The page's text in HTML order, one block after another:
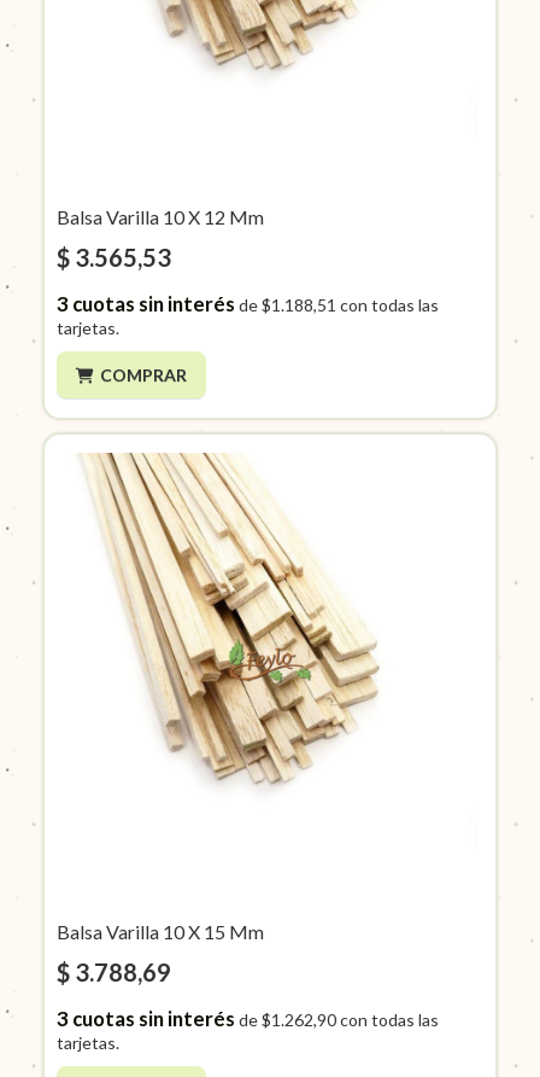
Balsa Varilla 10 X 12 Mm
$ 3.565,53
3cuotas sin interés de$1.188,51 con todas las
tarjetas.
COMPRAR
Balsa Varilla 10 X 15 Mm
$ 3.788,69
3cuotas sin interés de$1.262,90con todas las
tarjetas.